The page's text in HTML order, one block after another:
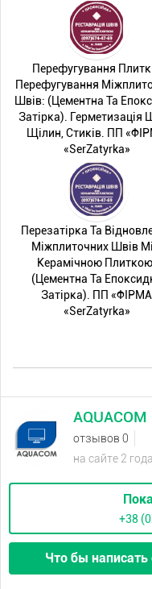
Перефугування
Перефугування
Швів: (Цементна Та
Затірка). Герметизація
Щілин, Стиків. ПП
«SerZatyrka»
Перезатірка Та
Міжплиточних Швів
Керамічною
(Цементна Та
Затірка). ПП «ФІРМА
«SerZatyrka»
AQUACOM
отзывов 0
на сайте 2 года
+38
Что бы написать